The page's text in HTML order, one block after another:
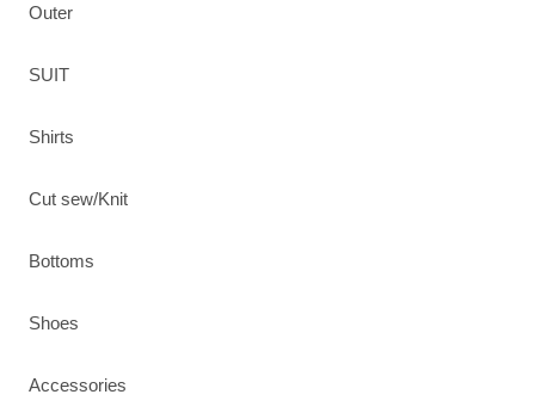
Outer
SUIT
Shirts
Cut sew/Knit
Bottoms
Shoes
Accessories